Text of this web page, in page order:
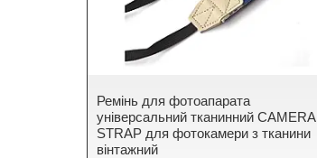
Ремінь для фотоапарата
універсальний тканинний CAMERA
STRAP для фотокамери з тканини
вінтажний